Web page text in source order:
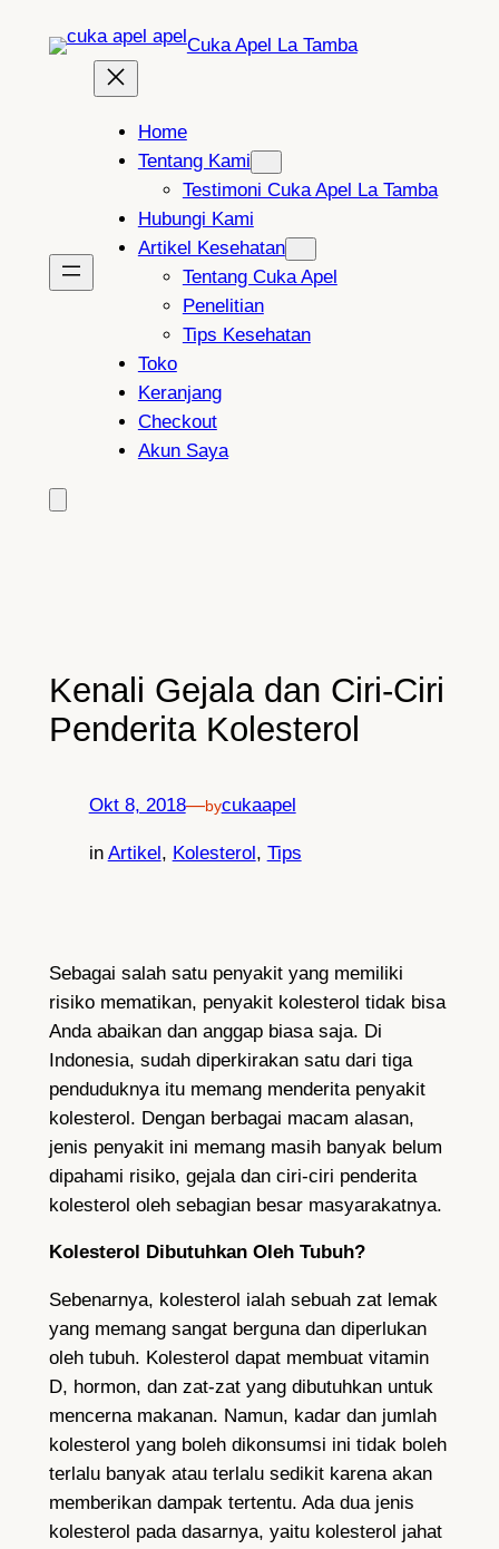
Cuka Apel La Tamba
Home
Tentang Kami
Testimoni Cuka Apel La Tamba
Hubungi Kami
Artikel Kesehatan
Tentang Cuka Apel
Penelitian
Tips Kesehatan
Toko
Keranjang
Checkout
Akun Saya
Kenali Gejala dan Ciri-Ciri
Penderita Kolesterol
Okt 8, 2018—bycukaapel
in Artikel, Kolesterol, Tips
Sebagai salah satu penyakit yang memiliki
risiko mematikan, penyakit kolesterol tidak bisa
Anda abaikan dan anggap biasa saja. Di
Indonesia, sudah diperkirakan satu dari tiga
penduduknya itu memang menderita penyakit
kolesterol. Dengan berbagai macam alasan,
jenis penyakit ini memang masih banyak belum
dipahami risiko, gejala dan ciri-ciri penderita
kolesterol oleh sebagian besar masyarakatnya.
Kolesterol Dibutuhkan Oleh Tubuh?
Sebenarnya, kolesterol ialah sebuah zat lemak
yang memang sangat berguna dan diperlukan
oleh tubuh. Kolesterol dapat membuat vitamin
D, hormon, dan zat-zat yang dibutuhkan untuk
mencerna makanan. Namun, kadar dan jumlah
kolesterol yang boleh dikonsumsi ini tidak boleh
terlalu banyak atau terlalu sedikit karena akan
memberikan dampak tertentu. Ada dua jenis
kolesterol pada dasarnya, yaitu kolesterol jahat